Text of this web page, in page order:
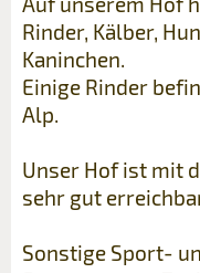
Rinder, Kälber,
Kaninchen.
Einige Rinder
Alp.
Unser Hof ist mit
sehr gut
Sonstige Sport-